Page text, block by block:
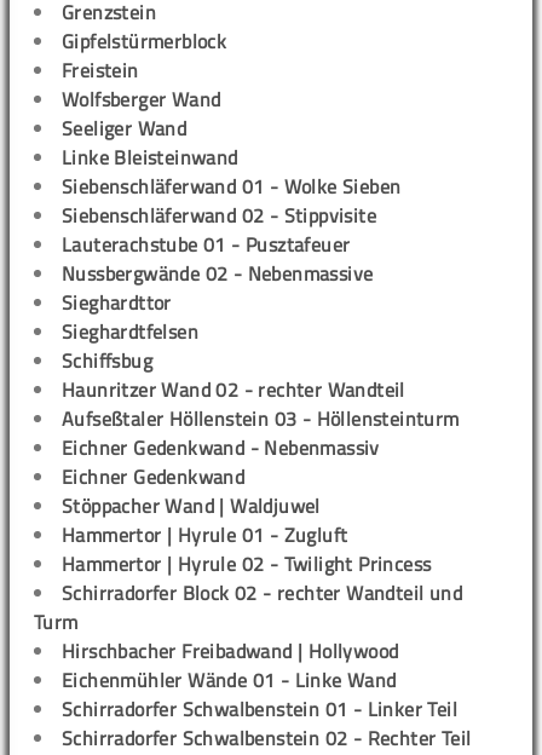
Grenzstein
Gipfelstürmerblock
Freistein
Wolfsberger Wand
Seeliger Wand
Linke Bleisteinwand
Siebenschläferwand 01 - Wolke Sieben
Siebenschläferwand 02 - Stippvisite
Lauterachstube 01 - Pusztafeuer
Nussbergwände 02 - Nebenmassive
Sieghardttor
Sieghardtfelsen
Schiffsbug
Haunritzer Wand 02 - rechter Wandteil
Aufseßtaler Höllenstein 03 - Höllensteinturm
Eichner Gedenkwand - Nebenmassiv
Eichner Gedenkwand
Stöppacher Wand | Waldjuwel
Hammertor | Hyrule 01 - Zugluft
Hammertor | Hyrule 02 - Twilight Princess
Schirradorfer Block 02 - rechter Wandteil und
Turm
Hirschbacher Freibadwand | Hollywood
Eichenmühler Wände 01 - Linke Wand
Schirradorfer Schwalbenstein 01 - Linker Teil
Schirradorfer Schwalbenstein 02 - Rechter Teil